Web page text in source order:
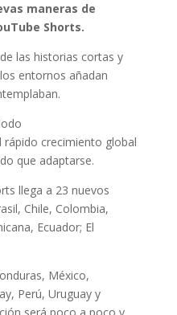
maneras de
Shorts.
las historias cortas y
entornos añadan
rápido crecimiento global
que adaptarse.
llega a 23 nuevos
Chile, Colombia,
Ecuador; El
México,
Perú, Uruguay y